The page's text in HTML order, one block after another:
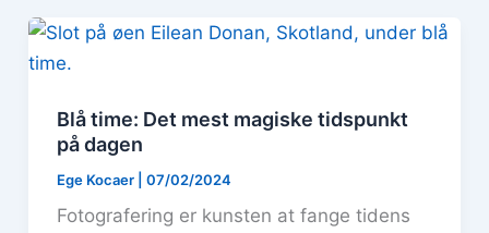
Blå time: Det mest magiske tidspunkt
på dagen
Ege Kocaer 07/02/2024
Fotografering er kunsten at fange tidens